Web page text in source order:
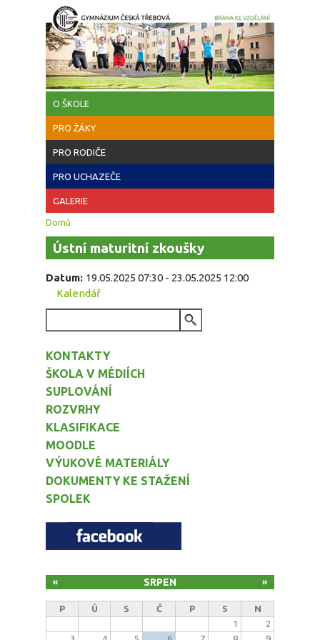
Přejít k hlavnímu obsahu
O ŠKOLE
PRO ŽÁKY
PRO RODIČE
PRO UCHAZEČE
GALERIE
Jste zde
Domů
Ústní maturitní zkoušky
Datum: 19.05.2025 07:30 - 23.05.2025 12:00
Kalendář
KONTAKTY
ŠKOLA V MÉDIÍCH
SUPLOVÁNÍ
ROZVRHY
KLASIFIKACE
MOODLE
VÝUKOVÉ MATERIÁLY
DOKUMENTY KE STAŽENÍ
SPOLEK
SRPEN
« »
P Ú S Č P S
N
1
2